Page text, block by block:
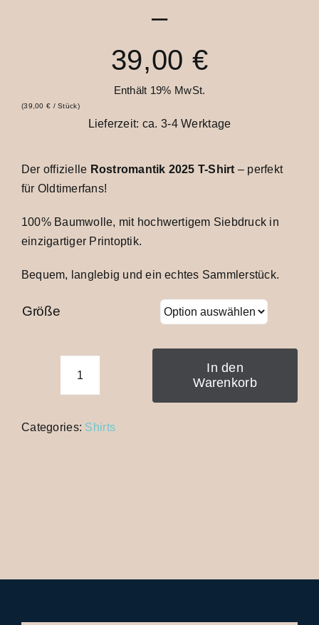
–
39,00 €
35,00 €
bis
39,00 €
Enthält 19% MwSt.
(39,00 € / Stück)
Lieferzeit: ca. 3-4 Werktage
Der offizielle Rostromantik 2025 T-Shirt – perfekt
für Oldtimerfans!
100% Baumwolle, mit hochwertigem Siebdruck in
einzigartiger Printoptik.
Bequem, langlebig und ein echtes Sammlerstück.
Größe
t-
In den
Warenkorb
Categories: Shirts